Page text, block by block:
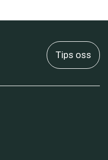
Tips oss